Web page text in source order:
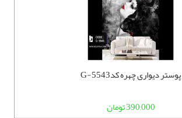
پوستر دیواری چهره کدG-5543
390,000 تومان